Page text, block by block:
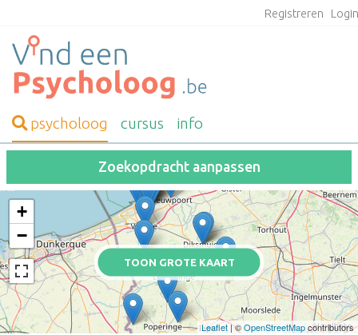
Registreren
psycholoog cursus info
Zoekopdracht aanpassen
TOON GROTE KAART
+
−
Leaflet| ©OpenStreetMapcontributors